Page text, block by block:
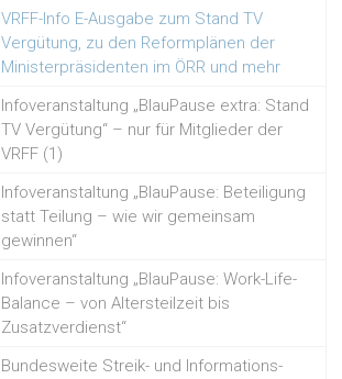
VRFF-Info E-Ausgabe zum Stand TV
Vergütung, zu den Reformplänen der
Ministerpräsidenten im ÖRR und mehr
Infoveranstaltung „BlauPause extra: Stand
TV Vergütung“ – nur für Mitglieder der
VRFF (1)
Infoveranstaltung „BlauPause: Beteiligung
statt Teilung – wie wir gemeinsam
gewinnen“
Infoveranstaltung „BlauPause: Work-Life-
Balance – von Altersteilzeit bis
Zusatzverdienst“
Bundesweite Streik- und Informations-